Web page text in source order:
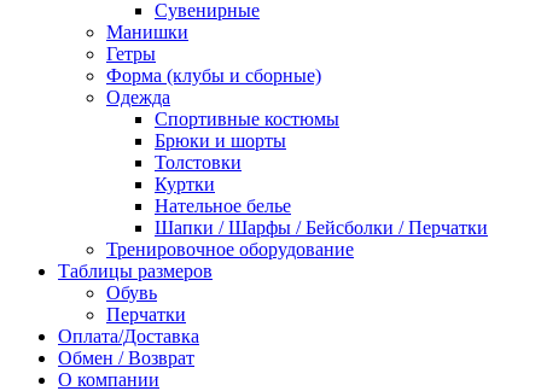
Сувенирные
Манишки
Гетры
Форма (клубы и сборные)
Одежда
Спортивные костюмы
Брюки и шорты
Толстовки
Куртки
Нательное белье
Шапки / Шарфы / Бейсболки / Перчатки
Тренировочное оборудование
Таблицы размеров
Обувь
Перчатки
Оплата/Доставка
Обмен / Возврат
О компании